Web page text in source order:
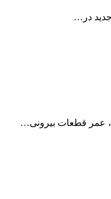
در…
عمر قطعات بیرونی…